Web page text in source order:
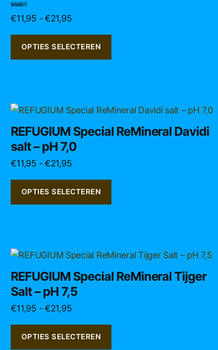
Gewaardeerd
5.00
uit 5
€11,95 - €21,95Prijsklasse:
tot
€21,95
OPTIES SELECTEREN
variaties.
Deze
optie
kan
gekozen
productpagina
REFUGIUM Special ReMineral Davidi
salt – pH 7,0
€11,95 - €21,95Prijsklasse:
tot
€21,95
OPTIES SELECTEREN
Dit
heeft
meerdere
variaties.
optie
de
REFUGIUM Special ReMineral Tijger
Salt – pH 7,5
€11,95 - €21,95Prijsklasse:
tot
€21,95
OPTIES SELECTEREN
Dit
heeft
meerdere
variaties.
optie